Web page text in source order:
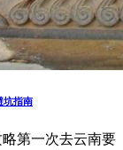
坑指南